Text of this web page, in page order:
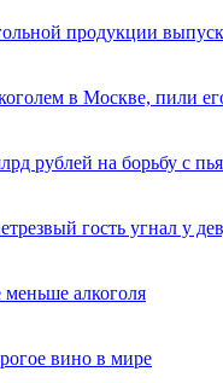
продукции
в Москве, пили
рублей на борьбу с
гость угнал у
меньше алкоголя
вино в мире